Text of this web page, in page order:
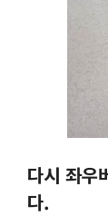
다시 좌우
다.